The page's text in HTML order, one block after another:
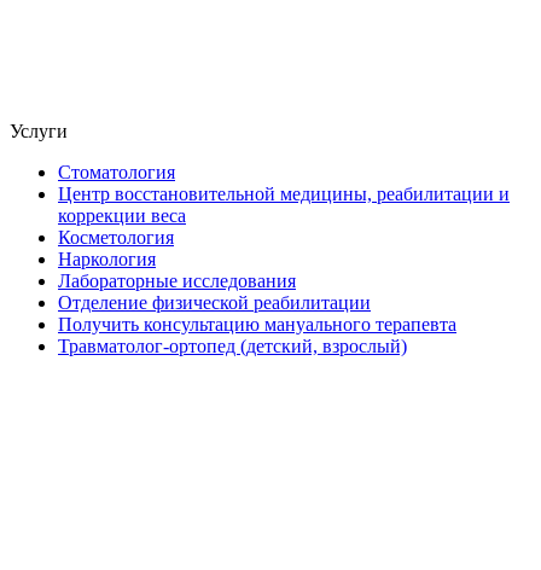
Услуги
Стоматология
Центр восстановительной медицины, реабилитации и
коррекции веса
Косметология
Наркология
Лабораторные исследования
Отделение физической реабилитации
Получить консультацию мануального терапевта
Травматолог-ортопед (детский, взрослый)